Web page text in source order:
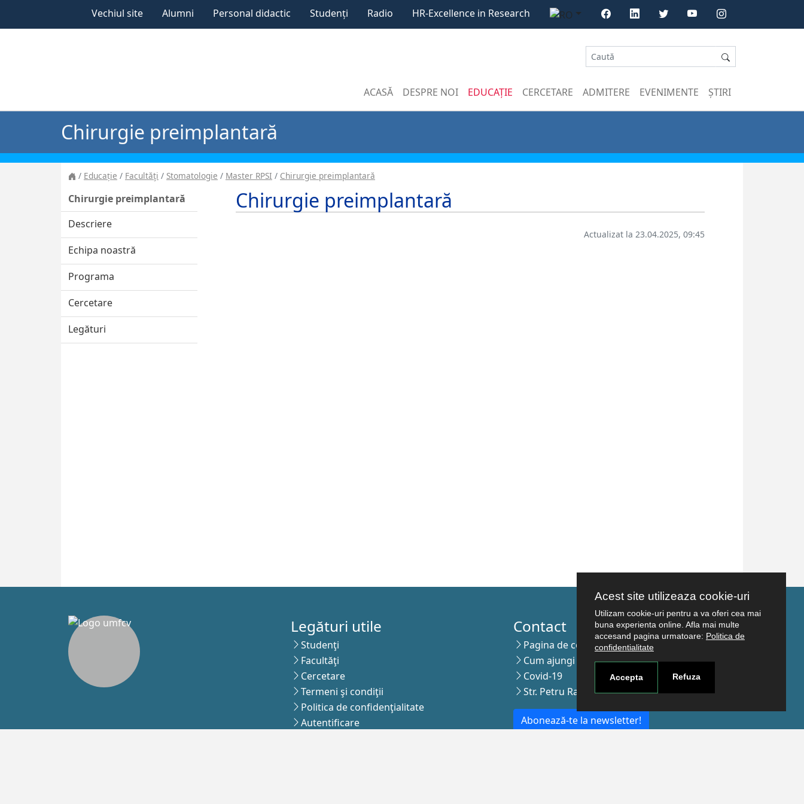
Acest site utilizeaza cookie-uri
Utilizam cookie-uri pentru a va oferi cea mai
buna experienta online. Afla mai multe
accesand pagina urmatoare: Politica de
confidentialitate
Accepta Refuza
Vechiul site Alumni Personal didactic Studenți Radio HR-Excellence in Research
ACASĂ DESPRE NOI EDUCAȚIE CERCETARE ADMITERE EVENIMENTE ȘTIRI
Chirurgie preimplantară
Educație Facultăţi Stomatologie Master RPSI Chirurgie preimplantară
Chirurgie preimplantară
Descriere
Echipa noastră
Programa
Cercetare
Legături
Chirurgie preimplantară
Actualizat la 23.04.2025, 09:45
Legături utile
Studenţi
Facultăţi
Cercetare
Termeni şi condiţii
Politica de confidenţialitate
Autentificare
Contact
Pagina de contact
Cum ajungi aici
Covid-19
Str. Petru Rareş nr.2, Craiova, 200349
Abonează-te la newsletter!